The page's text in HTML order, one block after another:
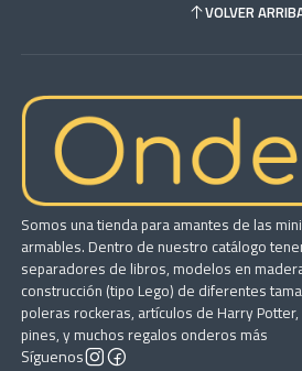
VOLVER
Somos una tienda para amantes de las
armables. Dentro de nuestro catálogo
separadores de libros, modelos en
construcción (tipo Lego) de diferentes
poleras rockeras, artículos de Harry
pines, y muchos regalos onderos más
Síguenos